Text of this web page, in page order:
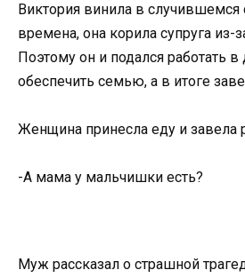
Виктория винила в случившемся
времена, она корила супруга из-
Поэтому он и подался работать в
обеспечить семью, а в итоге
Женщина принесла еду и завела
-А мама у мальчишки есть?
Муж рассказал о страшной